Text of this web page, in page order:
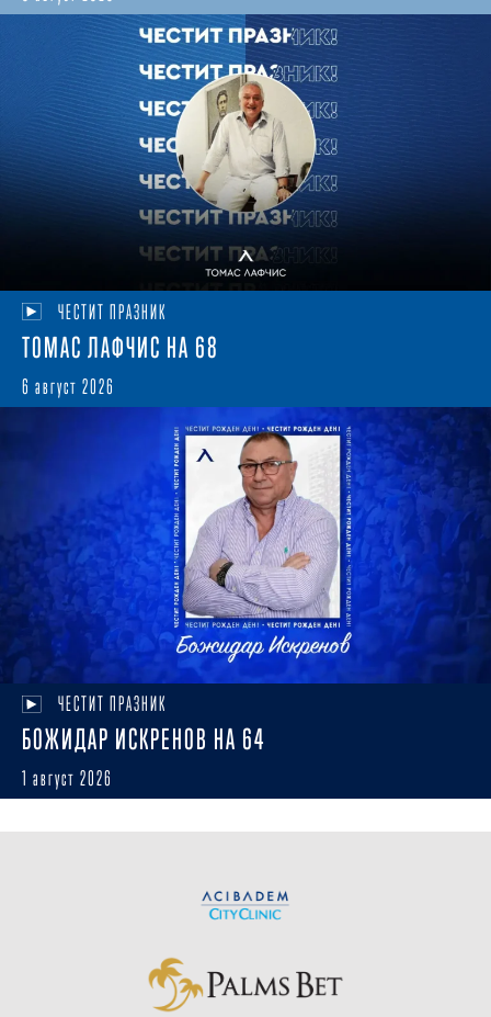
ЧЕСТИТ ПРАЗНИК
ТОМАС ЛАФЧИС НА 68
6 август 2026
ЧЕСТИТ ПРАЗНИК
БОЖИДАР ИСКРЕНОВ НА 64
1 август 2026